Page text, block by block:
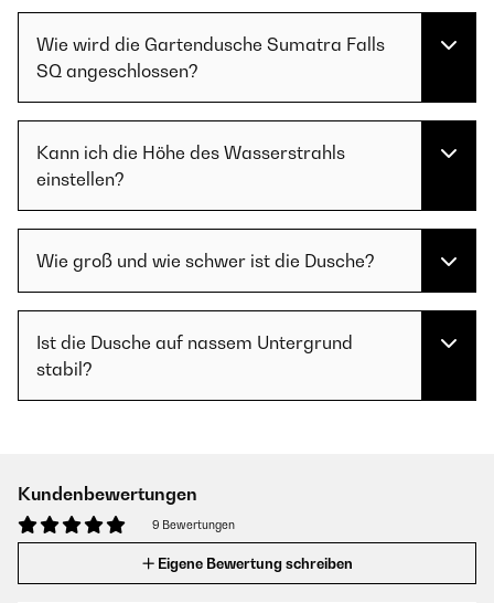
Wie wird die Gartendusche Sumatra Falls
SQ angeschlossen?
Kann ich die Höhe des Wasserstrahls
einstellen?
Wie groß und wie schwer ist die Dusche?
Ist die Dusche auf nassem Untergrund
stabil?
Kundenbewertungen
9 Bewertungen
Eigene Bewertung schreiben